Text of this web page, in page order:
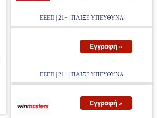
ΕΕΕΠ | 21+ | ΠΑΙΞΕ ΥΠΕΥΘΥΝΑ
Εγγραφή »
ΕΕΕΠ | 21+ | ΠΑΙΞΕ ΥΠΕΥΘΥΝΑ
Εγγραφή »